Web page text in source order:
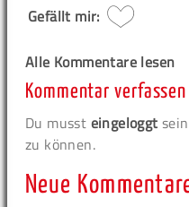
Gefällt mir:
Alle Kommentare lesen
Kommentar verfassen
Du musst eingeloggt
zu können.
Neue